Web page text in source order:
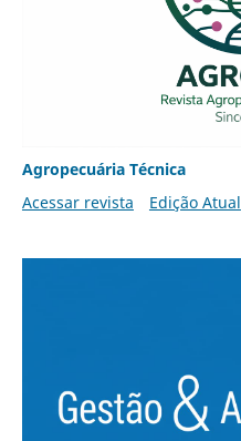
Agropecuária Técnica
Acessar revista
Edição Atual